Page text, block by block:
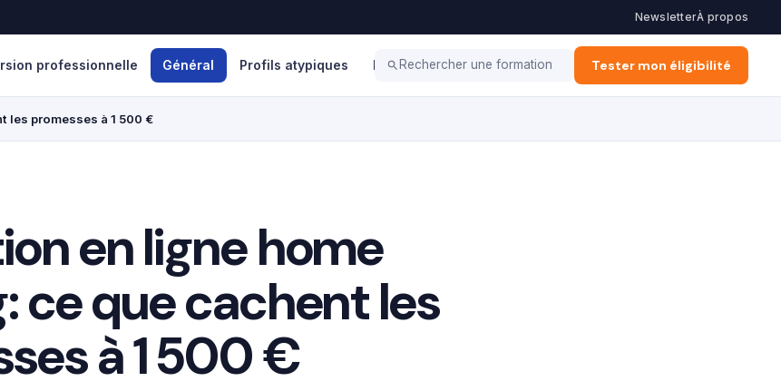
NewsletterÀ propos
professionnelle Général Profils atypiques Haut potentiel Coaching
Rechercher une formation Tester mon éligibilité
les promesses à 1 500 €
en ligne home
ce que cachent les
à 1 500 €